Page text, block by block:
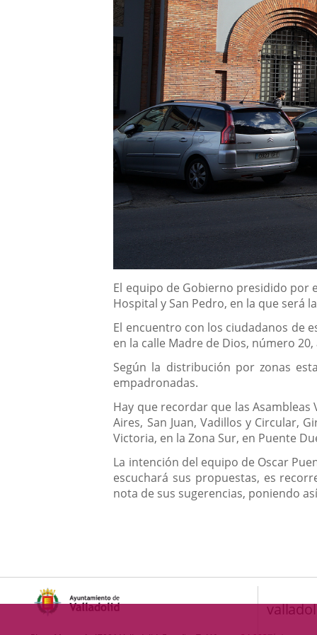
Descripción
El equipo de Gobierno presidido por
Hospital y San Pedro, en la que será
El encuentro con los ciudadanos de
en la calle Madre de Dios, número 20,
Según la distribución por zonas
empadronadas.
Hay que recordar que las Asambleas
Aires, San Juan, Vadillos y Circular,
Victoria, en la Zona Sur, en Puente
La intención del equipo de Oscar
escuchará sus propuestas, es
nota de sus sugerencias, poniendo